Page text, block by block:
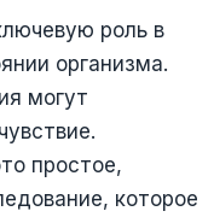
роль в
организма.
могут
простое,
которое